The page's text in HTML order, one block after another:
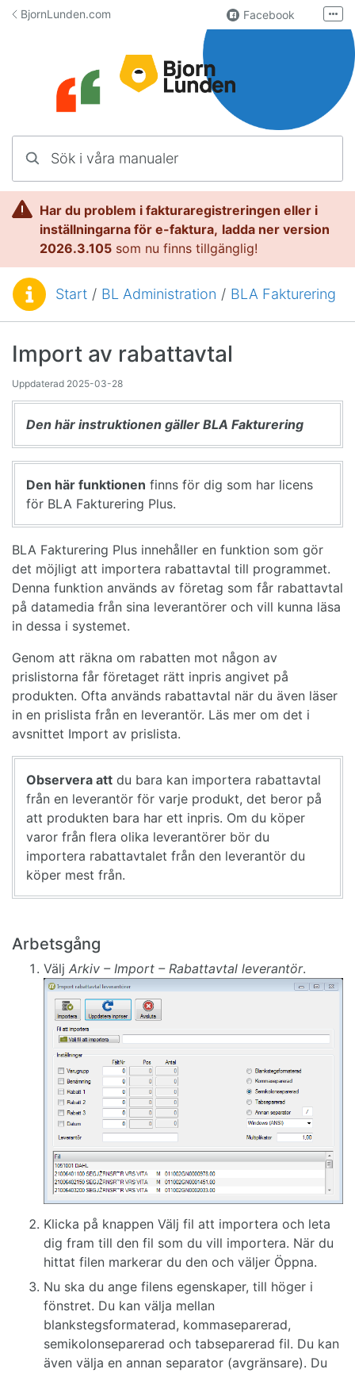
Hoppa till innehåll
BjornLunden.com Facebook
Användargrupp
Kontakta oss
Fler
Har du problem i fakturaregistreringen eller i
inställningarna för e-faktura, ladda ner version
2026.3.105 som nu finns tillgänglig!
Du är här:Start / BL Administration / BLA Fakturering
Import av rabattavtal
Uppdaterad 2025-03-28
Den här instruktionen gäller BLA Fakturering
Den här funktionen finns för dig som har licens
för BLA Fakturering Plus.
BLA Fakturering Plus innehåller en funktion som gör
det möjligt att importera rabattavtal till programmet.
Denna funktion används av företag som får rabattavtal
på datamedia från sina leverantörer och vill kunna läsa
in dessa i systemet.
Genom att räkna om rabatten mot någon av
prislistorna får företaget rätt inpris angivet på
produkten. Ofta används rabattavtal när du även läser
in en prislista från en leverantör. Läs mer om det i
avsnittet Import av prislista.
Observera att du bara kan importera rabattavtal
från en leverantör för varje produkt, det beror på
att produkten bara har ett inpris. Om du köper
varor från flera olika leverantörer bör du
importera rabattavtalet från den leverantör du
köper mest från.
Arbetsgång
Välj Arkiv – Import – Rabattavtal leverantör.
Klicka på knappen Välj fil att importera och leta
dig fram till den fil som du vill importera. När du
hittat filen markerar du den och väljer Öppna.
Nu ska du ange filens egenskaper, till höger i
fönstret. Du kan välja mellan
blankstegsformaterad, kommaseparerad,
semikolonseparerad och tabseparerad fil. Du kan
även välja en annan separator (avgränsare). Du